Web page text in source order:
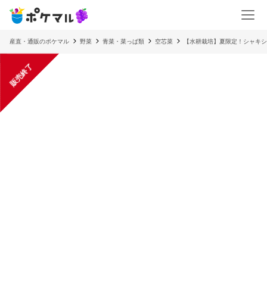
産直・通販のポケマル 野菜 青菜・菜っぱ類 空芯菜 【水耕栽培】夏限定！シャキ
販売終了